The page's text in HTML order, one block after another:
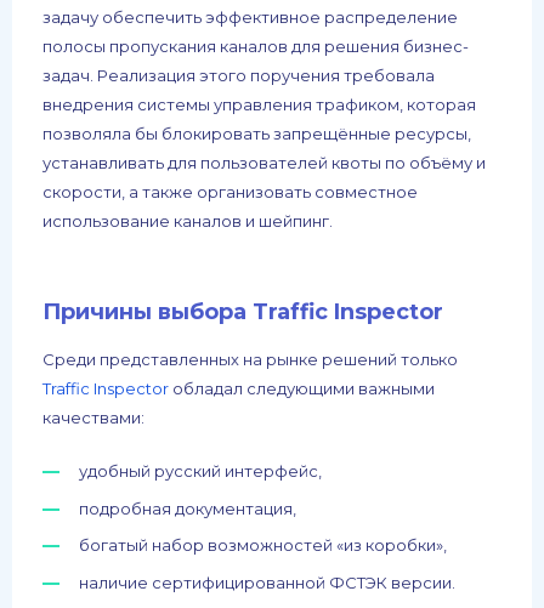
задачу обеспечить эффективное распределение
полосы пропускания каналов для решения бизнес-
задач. Реализация этого поручения требовала
внедрения системы управления трафиком, которая
позволяла бы блокировать запрещённые ресурсы,
устанавливать для пользователей квоты по объёму и
скорости, а также организовать совместное
использование каналов и шейпинг.
Причины выбора Traffic Inspector
Среди представленных на рынке решений только
Traffic Inspector обладал следующими важными
качествами:
удобный русский интерфейс,
подробная документация,
богатый набор возможностей «из коробки»,
наличие сертифицированной ФСТЭК версии.